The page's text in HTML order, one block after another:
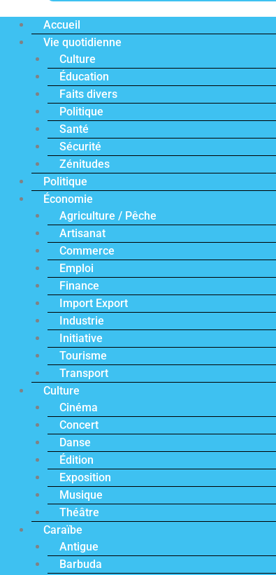
Accueil
Vie quotidienne
Culture
Éducation
Faits divers
Politique
Santé
Sécurité
Zénitudes
Politique
Économie
Agriculture / Pêche
Artisanat
Commerce
Emploi
Finance
Import Export
Industrie
Initiative
Tourisme
Transport
Culture
Cinéma
Concert
Danse
Édition
Exposition
Musique
Théâtre
Caraïbe
Antigue
Barbuda